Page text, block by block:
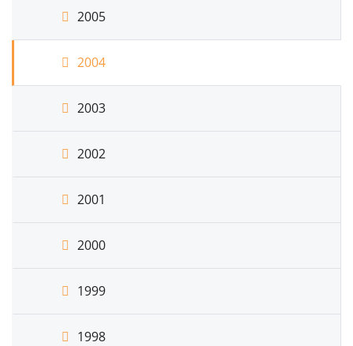
2005
2004
2003
2002
2001
2000
1999
1998